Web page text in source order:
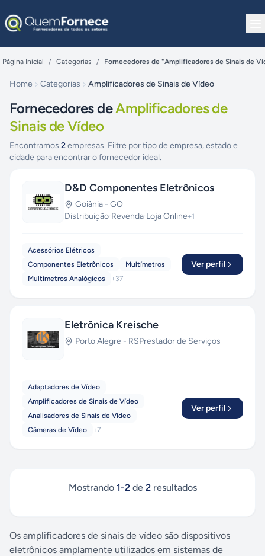
Página Inicial / Categorias / Fornecedores de "Amplificadores de Sinais de
Home Categorias Amplificadores de Sinais de Vídeo
Fornecedores deAmplificadores de
Sinais de Vídeo
Encontramos 2empresas. Filtre por tipo de empresa, estado e
cidade para encontrar o fornecedor ideal.
D&D Componentes Eletrônicos
Goiânia - GO
Distribuição·Revenda·Loja Online+1
Acessórios Elétricos
Componentes Eletrônicos
Multímetros
Multímetros Analógicos
+37
Ver perfil
Eletrônica Kreische
Porto Alegre - RSPrestador de Serviços
Adaptadores de Vídeo
Amplificadores de Sinais de Vídeo
Analisadores de Sinais de Vídeo
Câmeras de Vídeo
+7
Ver perfil
Mostrando 1-2de 2resultados
Os amplificadores de sinais de vídeo são dispositivos
eletrônicos amplamente utilizados em sistemas de